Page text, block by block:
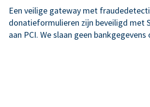
Een veilige gateway met
donatieformulieren zijn beveiligd met
aan PCI. We slaan geen bankgegevens